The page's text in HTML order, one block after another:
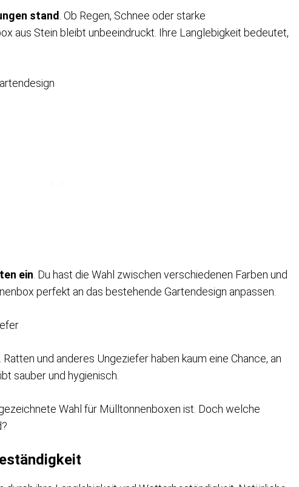
stand . Ob Regen, Schnee oder starke
aus Stein bleibt unbeeindruckt. Ihre Langlebigkeit bedeutet,
ein . Du hast die Wahl zwischen verschiedenen Farben und
perfekt an das bestehende Gartendesign anpassen.
. Ratten und anderes Ungeziefer haben kaum eine Chance, an
sauber und hygienisch.
Wahl für Mülltonnenboxen ist. Doch welche